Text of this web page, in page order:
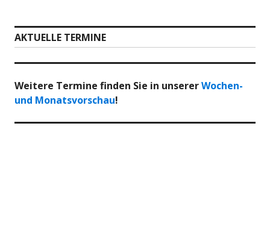
AKTUELLE TERMINE
Weitere Termine finden Sie in unsererWochen-
und Monatsvorschau!